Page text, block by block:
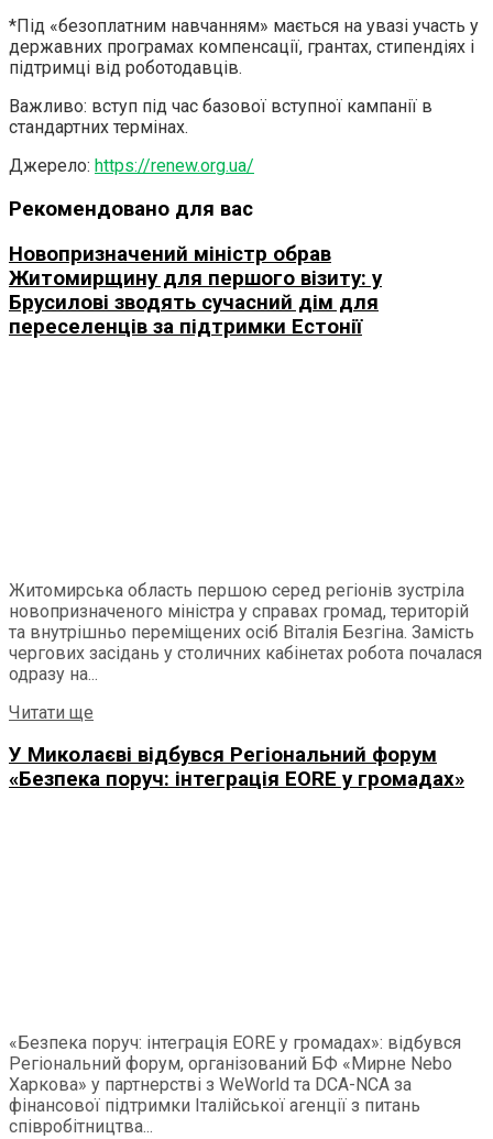
*Під «безоплатним навчанням» мається на увазі участь у
державних програмах компенсації, грантах, стипендіях і
підтримці від роботодавців.
Важливо: вступ під час базової вступної кампанії в
стандартних термінах.
Джерело: https://renew.org.ua/
Рекомендовано для вас
Новопризначений міністр обрав
Житомирщину для першого візиту: у
Брусилові зводять сучасний дім для
переселенців за підтримки Естонії
Житомирська область першою серед регіонів зустріла
новопризначеного міністра у справах громад, територій
та внутрішньо переміщених осіб Віталія Безгіна. Замість
чергових засідань у столичних кабінетах робота почалася
одразу на...
Читати ще
У Миколаєві відбувся Регіональний форум
«Безпека поруч: інтеграція EORE у громадах»
«Безпека поруч: інтеграція EORE у громадах»: відбувся
Регіональний форум, організований БФ «Мирне Nebo
Харкова» у партнерстві з WeWorld та DCA-NCA за
фінансової підтримки Італійської агенції з питань
співробітництва...